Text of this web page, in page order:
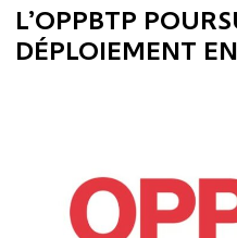
L’OPPBTP
DÉPLOIEMENT